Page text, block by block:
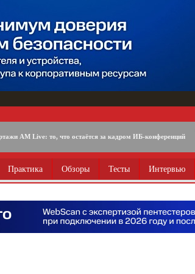
AM Live: то, что остаётся за кадром ИБ-конференций
Практика Обзоры Тесты Интервью